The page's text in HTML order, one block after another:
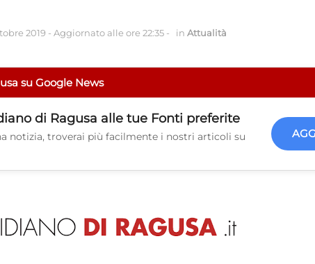
2019 - Aggiornato alle ore 22:35 - in Attualità
su Google News
di Ragusa alle tue Fonti preferite
notizia, troverai più facilmente i nostri articoli su